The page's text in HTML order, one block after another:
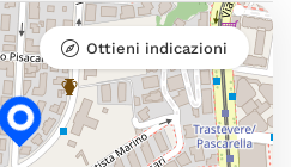
Ottieni indicazioni